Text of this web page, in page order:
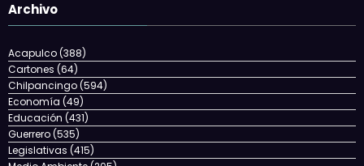
Archivo
Acapulco(388)
Cartones (64)
Chilpancingo(594)
Economía (49)
Educación (431)
Guerrero(535)
Legislativas (415)